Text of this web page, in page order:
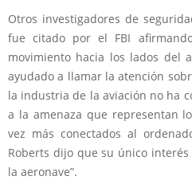
Otros investigadores de
fue citado por el FBI
movimiento hacia los lados del
ayudado a llamar la atención
la industria de la aviación no ha
a la amenaza que representan
vez más conectados al
Roberts dijo que su único
la aeronave”.